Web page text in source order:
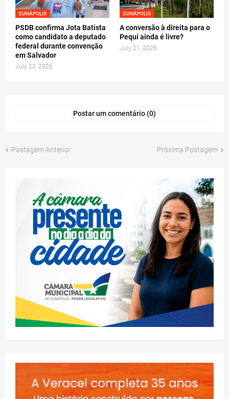
EUNÁPOLIS
PSDB confirma Jota Batista
como candidato a deputado
federal durante convenção
em Salvador
July 23, 2026
EUNÁPOLIS
A conversão à direita para o
Pequi ainda é livre?
July 21, 2026
Postar um comentário (0)
Postagem Anterior Próxima Postagem